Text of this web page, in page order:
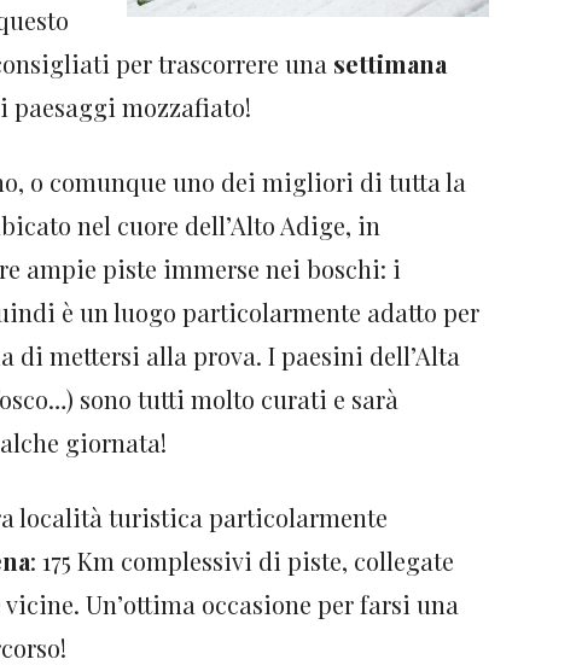
per trascorrere una settimana
paesaggi mozzafiato!
o comunque uno dei migliori di tutta la
nel cuore dell’Alto Adige, in
ampie piste immerse nei boschi: i
è un luogo particolarmente adatto per
mettersi alla prova. I paesini dell’Alta
sono tutti molto curati e sarà
giornata!
località turistica particolarmente
: 175 Km complessivi di piste, collegate
Un’ottima occasione per farsi una